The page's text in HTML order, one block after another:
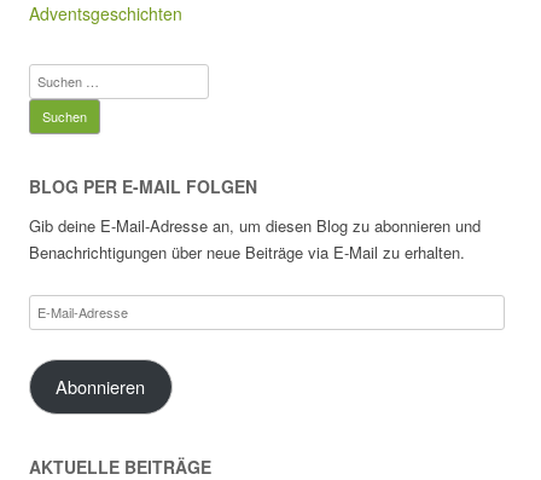
Adventsgeschichten
Suchen
nach:
BLOG PER E-MAIL FOLGEN
Gib deine E-Mail-Adresse an, um diesen Blog zu abonnieren und
Benachrichtigungen über neue Beiträge via E-Mail zu erhalten.
E-
Mail-
Adresse
Abonnieren
AKTUELLE BEITRÄGE